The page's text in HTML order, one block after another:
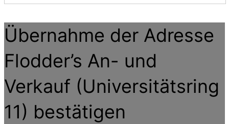
Übernahme der Adresse
Flodder’s An- und
Verkauf (Universitätsring
11) bestätigen